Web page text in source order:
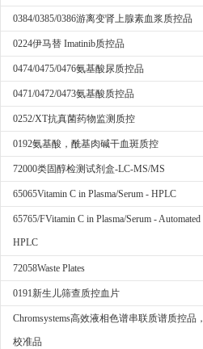
0384/0385/0386游离变肾上腺素血浆质控品
0224伊马替 Imatinib质控品
0474/0475/0476氨基酸尿质控品
0471/0472/0473氨基酸质控品
0252/XT抗真菌药物监测质控
0192氨基酸，酰基肉碱干血斑质控
72000类固醇检测试剂盒-LC-MS/MS
65065Vitamin C in Plasma/Serum - HPLC
65765/FVitamin C in Plasma/Serum - Automated
HPLC
72058Waste Plates
0191新生儿筛查质控血片
Chromsystems高效液相色谱串联质谱质控品，
校准品